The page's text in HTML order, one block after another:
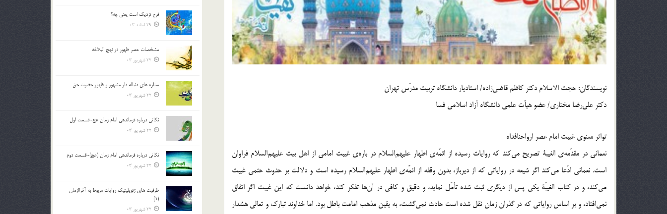
نويسندگان: حجت الاسلام دکتر کاظم قاضی‌زاده/ استادیار دانشگاه تربیت مدرّس تهران
دکتر علی‌رضا مختاری/ عضو هیأت علمی دانشگاه آزاد اسلامی فسا
تواتر معنوی غیبت امام عصر ارواحنافداه
نعمانی در مقدّمه‌ی الغیبۀ تصریح می‌کند که روایات رسیده از ائمّه‌ی اطهار علیهم‌السلام در باره‌ی غیبت امامی از اهل بیت علیهم‌السلام فراوان
است. نعمانی ادّعا می‌کند اگر شیعه در روایاتی که از دیرباز، بدون وقفه از ائمّه‌ی اطهار علیهم‌السلام رسیده است و دلالت بر حدوث حتمی غیبت
می‌کند، و در کتاب الغیبّۀ یکی پس از دیگری ثبت شده تأمّل نماید، و دقیق و کافی در آن‌ها تفکر کند، خواهد دانست که این غیبت اگر اتفاق
نمی‌افتاد، و بر اساس روایاتی که در گذران زمان نقل شده است حادث نمی‌گشت، به یقین مذهب امامت باطل بود. اما خداوند تبارک و تعالی هشدار
فرج نزدیک است یعنی چه؟
29 اسفند 03
مشخصات عصر ظهور در نهج البلاغه
22 شهریور 03
ستاره های دنباله دار مشهور و ظهور حضرت حق
22 شهریور 03
نکاتى درباره فرماندهى امام زمان عج-قسمت اول
22 شهریور 03
نکاتى درباره فرماندهى امام زمان (عج)-قسمت دوم
22 شهریور 03
ظرفیت های ژئوپلیتیک روایات مربوط به آخرالزمان
(1)
22 شهریور 03